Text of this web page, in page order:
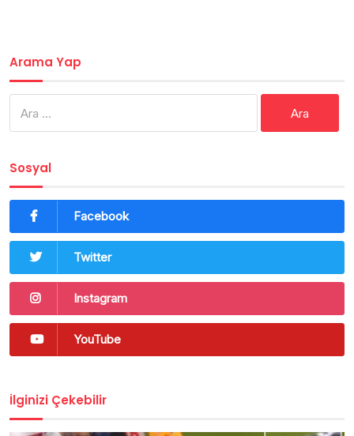
Arama Yap
Sosyal
Facebook
Twitter
Instagram
YouTube
İlginizi Çekebilir